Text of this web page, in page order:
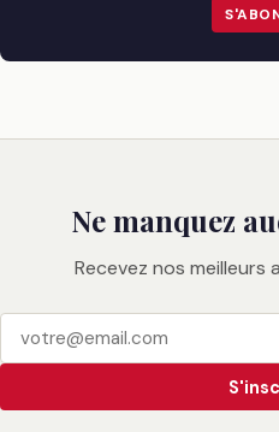
Ne manquez
Recevez nos meilleurs